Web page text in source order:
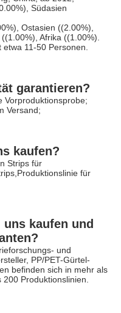
Südasien
Ostasien ((2.00%),
Afrika ((1.00%).
11-50 Personen.
garantieren?
Vorproduktionsprobe;
Versand;
kaufen?
Strips für
für
kaufen und
und
PP/PET-Gürtel-
befinden sich in mehr als
Produktionslinien.